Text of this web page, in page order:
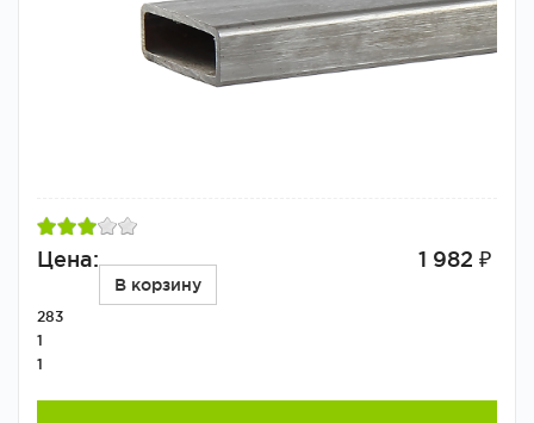
Цена: 1 982 ₽
В корзину
283
1
1